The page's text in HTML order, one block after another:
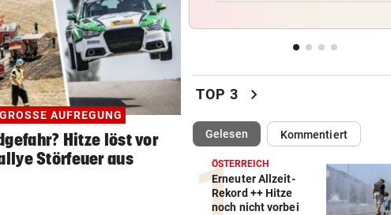
GROSSE AUFREGUNG
Hitze löst vor
Störfeuer aus
fast abgeschlossen
um Kult-Wirtshaus?
„SICHER KEIN BORDELL“
Stadtchefin will Schule in Bad
Ischl verkaufen
SCHWERE VERLETZUNGEN vor
TOP 3 chevron_right
Gelesen(ausgewählt)Kommentiert
ÖSTERREICH
Erneuter Allzeit-
Rekord ++ Hitze
noch nicht vorbei